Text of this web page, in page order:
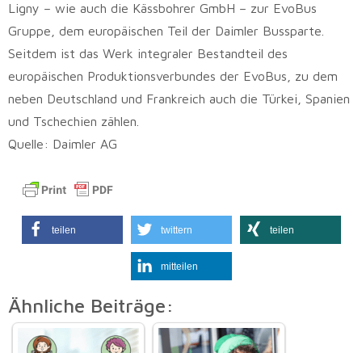
Ligny – wie auch die Kässbohrer GmbH – zur EvoBus
Gruppe, dem europäischen Teil der Daimler Bussparte.
Seitdem ist das Werk integraler Bestandteil des
europäischen Produktionsverbundes der EvoBus, zu dem
neben Deutschland und Frankreich auch die Türkei, Spanien
und Tschechien zählen.
Quelle: Daimler AG
teilen twittern teilen
mitteilen
Ähnliche Beiträge: